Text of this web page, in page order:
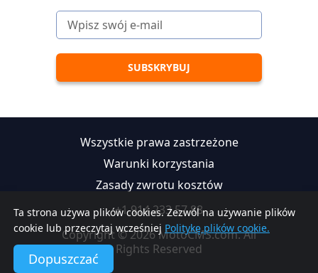
Ta strona używa plików cookies. Zezwól na używanie plików
cookie lub przeczytaj wcześniej Politykę plików cookie.
Dopuszczać
Wszystkie prawa zastrzeżone
Warunki korzystania
Zasady zwrotu kosztów
+1 914 233 57 88
Copyright © 2026 MotoCMS.com. All
Rights Reserved